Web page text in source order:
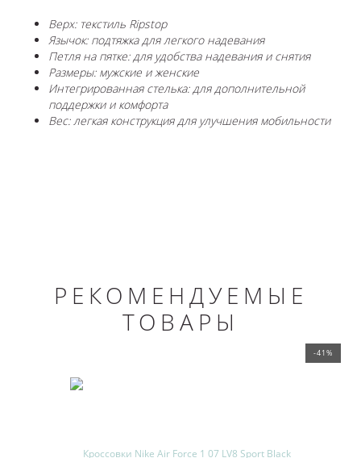
Верх: текстиль Ripstop
Язычок: подтяжка для легкого надевания
Петля на пятке: для удобства надевания и снятия
Размеры: мужские и женские
Интегрированная стелька: для дополнительной
поддержки и комфорта
Вес: легкая конструкция для улучшения мобильности
РЕКОМЕНДУЕМЫЕ
ТОВАРЫ
-41%